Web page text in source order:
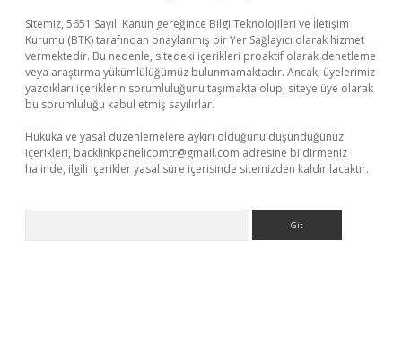
Sitemiz, 5651 Sayılı Kanun gereğince Bilgi Teknolojileri ve İletişim
Kurumu (BTK) tarafından onaylanmış bir Yer Sağlayıcı olarak hizmet
vermektedir. Bu nedenle, sitedeki içerikleri proaktif olarak denetleme
veya araştırma yükümlülüğümüz bulunmamaktadır. Ancak, üyelerimiz
yazdıkları içeriklerin sorumluluğunu taşımakta olup, siteye üye olarak
bu sorumluluğu kabul etmiş sayılırlar.
Hukuka ve yasal düzenlemelere aykırı olduğunu düşündüğünüz
içerikleri, backlinkpanelicomtr@gmail.com adresine bildirmeniz
halinde, ilgili içerikler yasal süre içerisinde sitemizden kaldırılacaktır.